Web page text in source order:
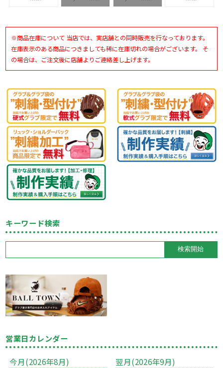
WA05S WA10S
※商品在庫について 当店では、実店舗との同時販売を行なっております。
在庫表示のある商品につきましても稀に在庫切れの場合がございます。 そ
の場合は、ご注文後に店舗よりご連絡差し上げます。
キーワード検索
営業日カレンダー
今月(2026年8月) 翌月(2026年9月)